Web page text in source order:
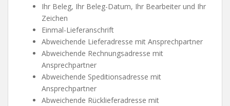
Ihr Beleg, Ihr Beleg-Datum, Ihr Bearbeiter und Ihr
Zeichen
Einmal-Lieferanschrift
Abweichende Lieferadresse mit Ansprechpartner
Abweichende Rechnungsadresse mit
Ansprechpartner
Abweichende Speditionsadresse mit
Ansprechpartner
Abweichende Rücklieferadresse mit